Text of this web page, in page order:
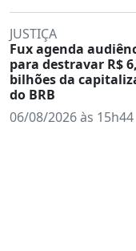
JUSTIÇA
Fux agenda
para destravar R$
bilhões da
do BRB
06/08/2026 às 15h44